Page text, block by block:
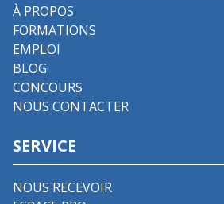
À PROPOS
FORMATIONS
EMPLOI
BLOG
CONCOURS
NOUS CONTACTER
SERVICE
NOUS RECEVOIR